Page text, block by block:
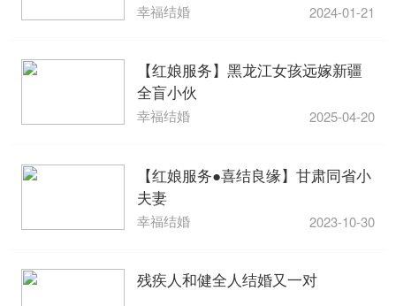
幸福结婚 2024-01-21
【红娘服务】黑龙江女孩远嫁新疆
全盲小伙
幸福结婚 2025-04-20
【红娘服务●喜结良缘】甘肃同省小
夫妻
幸福结婚 2023-10-30
残疾人和健全人结婚又一对